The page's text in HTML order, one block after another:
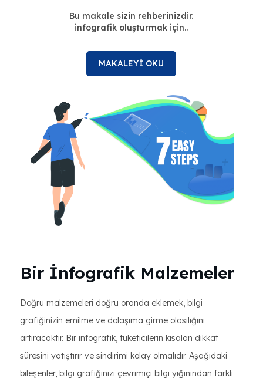
Bu makale sizin rehberinizdir.
infografik oluşturmak için..
MAKALEYİ OKU
Bir İnfografik Malzemeler
Doğru malzemeleri doğru oranda eklemek, bilgi
grafiğinizin emilme ve dolaşıma girme olasılığını
artıracaktır. Bir infografik, tüketicilerin kısalan dikkat
süresini yatıştırır ve sindirimi kolay olmalıdır. Aşağıdaki
bileşenler, bilgi grafiğinizi çevrimiçi bilgi yığınından farklı